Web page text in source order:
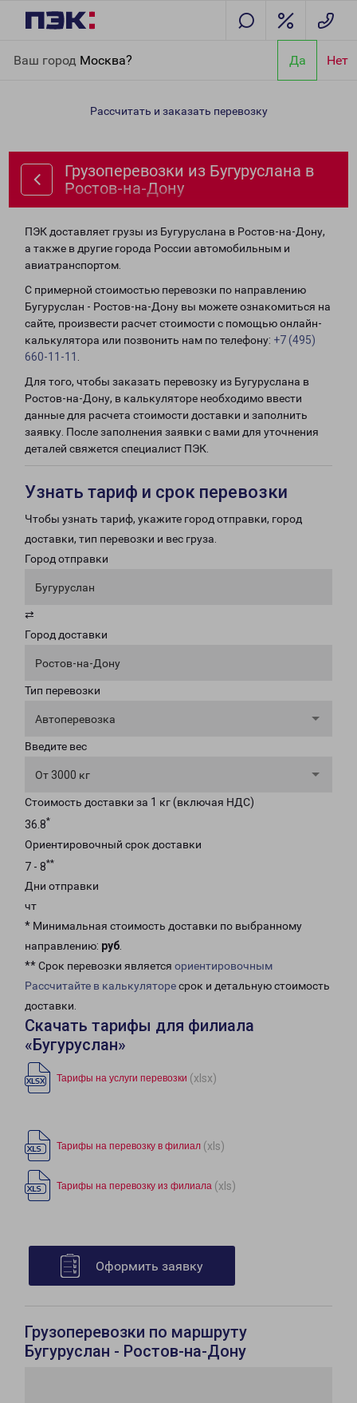
Ваш город Москва? Да Нет
Ростов-на-Дону
Рассчитать и заказать перевозку
Грузоперевозки из Бугуруслана в
Ростов-на-Дону
ПЭК доставляет грузы из Бугуруслана в Ростов-на-Дону,
а также в другие города России автомобильным и
авиатранспортом.
С примерной стоимостью перевозки по направлению
Бугуруслан - Ростов-на-Дону вы можете ознакомиться на
сайте, произвести расчет стоимости с помощью онлайн-
калькулятора или позвонить нам по телефону: +7 (495)
660-11-11
Для того, чтобы заказать перевозку из Бугуруслана в
Ростов-на-Дону, в калькуляторе необходимо ввести
данные для расчета стоимости доставки и заполнить
заявку. После заполнения заявки с вами для уточнения
деталей свяжется специалист ПЭК.
Узнать тариф и срок перевозки
Чтобы узнать тариф, укажите город отправки, город
доставки, тип перевозки и вес груза.
Город отправки
Бугуруслан
⇄
Город доставки
Ростов-на-Дону
Тип перевозки
Автоперевозка
Введите вес
От 3000 кг
Стоимость доставки за 1 кг (включая НДС)
36.8*
Ориентировочный срок доставки
7 - 8**
Дни отправки
чт
* Минимальная стоимость доставки по выбранному
направлению: руб.
** Срок перевозки является ориентировочным
Рассчитайте в калькуляторесрок и детальную стоимость
доставки.
Скачать тарифы для филиала
«Бугуруслан»
Тарифы на услуги перевозки (xlsx)
Тарифы на перевозку в филиал (xls)
Тарифы на перевозку из филиала (xls)
Оформить заявку
Грузоперевозки по маршруту
Бугуруслан - Ростов-на-Дону